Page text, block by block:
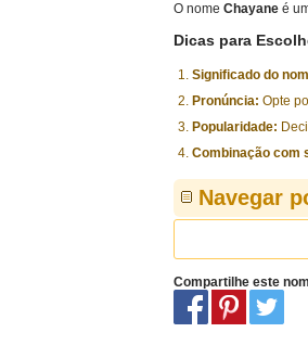
O nome Chayane é
Dicas para
Significado do
Pronúncia: Opte
Popularidade:
Combinação com
Navegar
Compartilhe este